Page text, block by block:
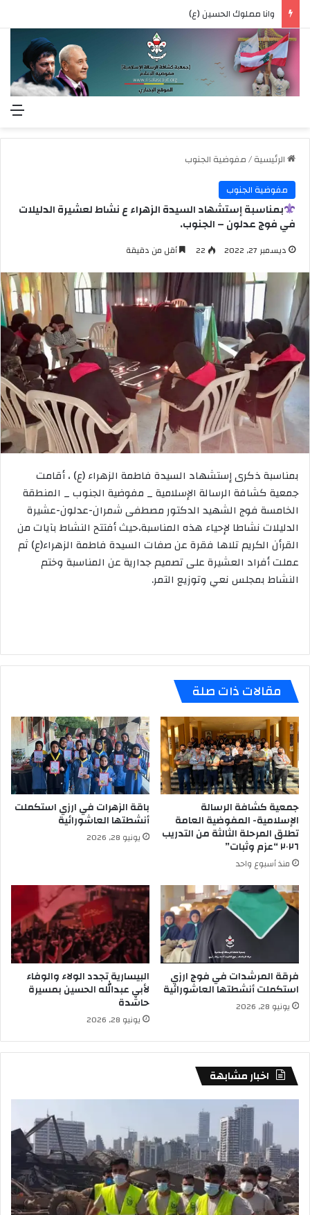
وانا مملوك الحسين (ع)
الرئيسية/مفوضية الجنوب
مفوضية الجنوب
بمناسبة إستشهاد السيدة الزهراء ع نشاط لعشيرة الدليلات
في فوج عدلون – الجنوب.
ديسمبر 27, 2022 22 أقل من دقيقة
بمناسبة ذكرى إستشهاد السيدة فاطمة الزهراء (ع) ، أقامت
جمعية كشافة الرسالة الإسلامية _ مفوضية الجنوب _ المنطقة
الخامسة فوج الشهيد الدكتور مصطفى شمران-عدلون-عشيرة
الدليلات نشاطا لإحياء هذه المناسبة،حيث أفتتح النشاط بآيات من
القرأن الكريم تلاها فقرة عن صفات السيدة فاطمة الزهراء(ع) ثم
عملت أفراد العشيرة على تصميم جدارية عن المناسبة وختم
النشاط بمجلس نعي وتوزيع التمر.
مقالات ذات صلة
جمعية كشافة الرسالة
الإسلامية- المفوضية العامة
تطلق المرحلة الثالثة من التدريب
٢٠٢٦ “عزم وثبات”
منذ أسبوع واحد
باقة الزهرات في ارزي استكملت
أنشطتها العاشورائية
يونيو 28, 2026
فرقة المرشدات في فوج ارزي
استكملت أنشطتها العاشورائية
يونيو 28, 2026
البيسارية تجدد الولاء والوفاء
لأبي عبدالله الحسين بمسيرة
حاشدة
يونيو 28, 2026
اخبار مشابهة